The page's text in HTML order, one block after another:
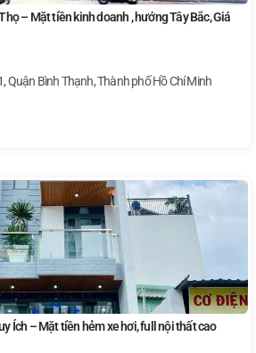
– Mặt tiền kinh doanh , hướng Tây Bắc, Giá
11, Quận Bình Thạnh, Thành phố Hồ Chí Minh
Ích – Mặt tiền hẻm xe hơi, full nội thất cao